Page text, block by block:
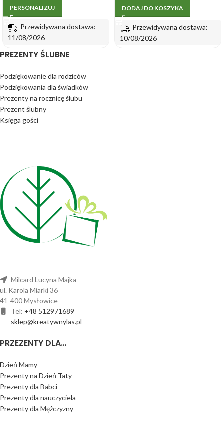
PERSONALIZUJ
Przewidywana dostawa:
11/08/2026
DODAJ DO KOSZYKA
Przewidywana dostawa:
10/08/2026
PREZENTY ŚLUBNE
Podziękowanie dla rodziców
Podziękowania dla świadków
Prezenty na rocznicę ślubu
Prezent ślubny
Księga gości
Milcard Lucyna Majka
ul. Karola Miarki 36
41-400 Mysłowice
Tel: +48 512971689
sklep@kreatywnylas.pl
PRZEZENTY DLA…
Dzień Mamy
Prezenty na Dzień Taty
Prezenty dla Babci
Prezenty dla nauczyciela
Prezenty dla Mężczyzny